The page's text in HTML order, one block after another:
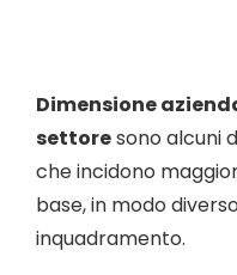
Dimensione
settoresono alcuni
che incidono
base, in modo
inquadramento.